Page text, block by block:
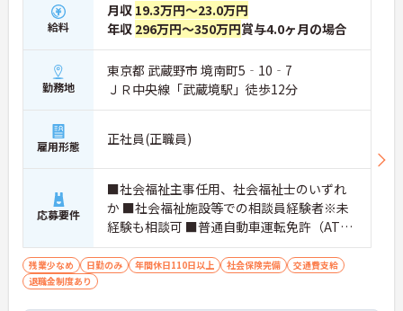
給料
月収 19.3万円～23.0万円
年収 296万円～350万円賞与4.0ヶ月の場合
勤務地
東京都 武蔵野市 境南町5‐10‐7
ＪＲ中央線「武蔵境駅」徒歩12分
雇用形態 正社員(正職員)
応募要件
■社会福祉主事任用、社会福祉士のいずれ
か ■社会福祉施設等での相談員経験者※未
経験も相談可 ■普通自動車運転免許（AT限
定可）※利用者の送迎を行う場合あり
残業少なめ 日勤のみ 年間休日110日以上 社会保険完備
交通費支給
退職金制度あり